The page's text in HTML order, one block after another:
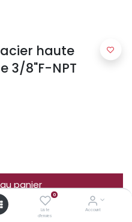
0
Liste
d'envies
Account
haute
3/8"F-NPT
panier